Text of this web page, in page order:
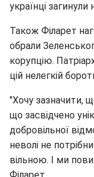
українці загинули
Також Філарет
обрали
корупцію.
цій нелегкій
"Хочу зазначити,
що засвідчено
добровільної
неволі не
вільною. І ми